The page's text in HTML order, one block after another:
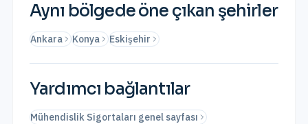
Aynı bölgede öne çıkan şehirler
Ankara Konya Eskişehir
Yardımcı bağlantılar
Mühendislik Sigortaları genel sayfası